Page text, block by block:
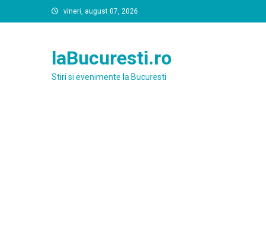
to
vineri, august 07, 2026
laBucuresti.ro
Stiri si evenimente la Bucuresti